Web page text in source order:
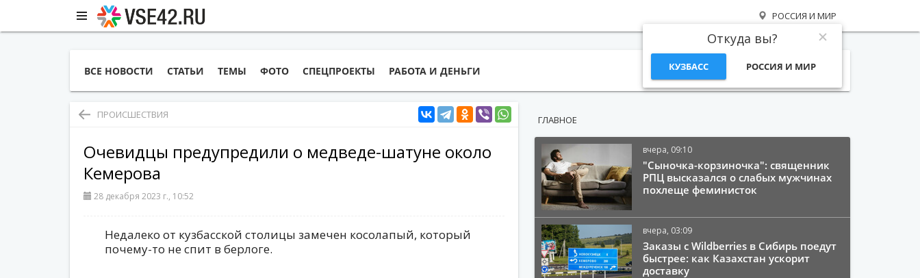
РОССИЯ И МИР
Откуда вы?
КУЗБАСС РОССИЯ И МИР
ВСЕ НОВОСТИ СТАТЬИ ТЕМЫ ФОТО СПЕЦПРОЕКТЫ РАБОТА И ДЕНЬГИ
ПРОИСШЕСТВИЯ
Очевидцы предупредили о медведе-шатуне около
Кемерова
28 декабря 2023 г., 10:52
Недалеко от кузбасской столицы замечен косолапый, который
почему-то не спит в берлоге.
ГЛАВНОЕ
вчера, 09:10
"Сыночка-корзиночка": священник
РПЦ высказался о слабых мужчинах
похлеще феминисток
вчера, 03:09
Заказы с Wildberries в Сибирь поедут
быстрее: как Казахстан ускорит
доставку